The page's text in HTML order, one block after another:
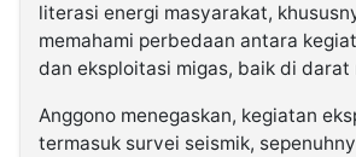
literasi energi masyarakat,
memahami perbedaan antara
dan eksploitasi migas, baik di darat
Anggono menegaskan, kegiatan
termasuk survei seismik,